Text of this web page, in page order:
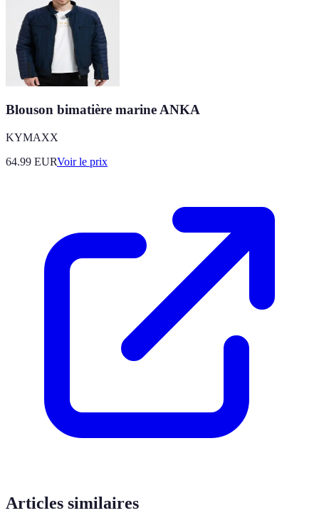
Blouson bimatière marine ANKA
KYMAXX
64.99 EURVoir le prix
Articles similaires